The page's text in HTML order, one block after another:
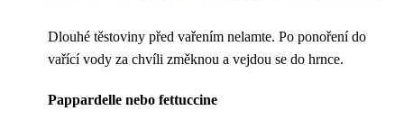
Dlouhé těstoviny před vařením nelamte. Po ponoření do
vařící vody za chvíli změknou a vejdou se do hrnce.
Pappardelle nebo fettuccine